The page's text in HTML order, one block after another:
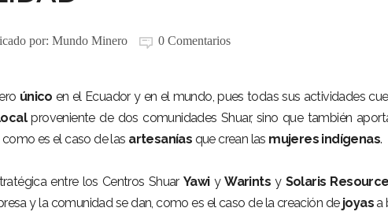
por: Mundo Minero 0 Comentarios
único en el Ecuador y en el mundo, pues todas sus actividades
proveniente de dos comunidades Shuar, sino que también
es el caso de las artesanías que crean las mujeres indígenas.
entre los Centros Shuar YawiyWarintsy Solaris
y la comunidad se dan, como es el caso de la creación de joyasa